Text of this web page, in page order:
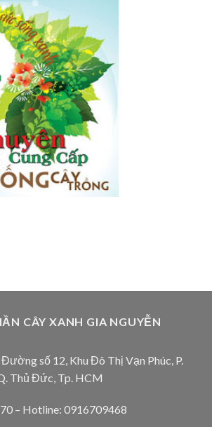
CÂY XANH GIA NGUYỄN
Đường số 12, Khu Đô Thị Vạn Phúc, P.
Thủ Đức, Tp. HCM
– Hotline: 0916709468